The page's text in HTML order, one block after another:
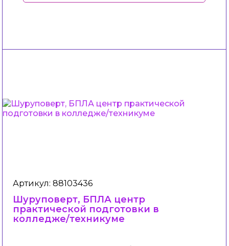
Артикул: 88103436
Шуруповерт, БПЛА центр
практической подготовки в
колледже/техникуме